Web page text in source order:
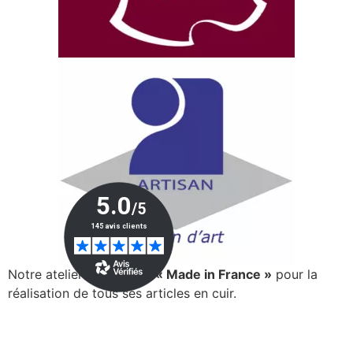
Notre atelier est certifié « Made in France » pour la
réalisation de tous ses articles en cuir.